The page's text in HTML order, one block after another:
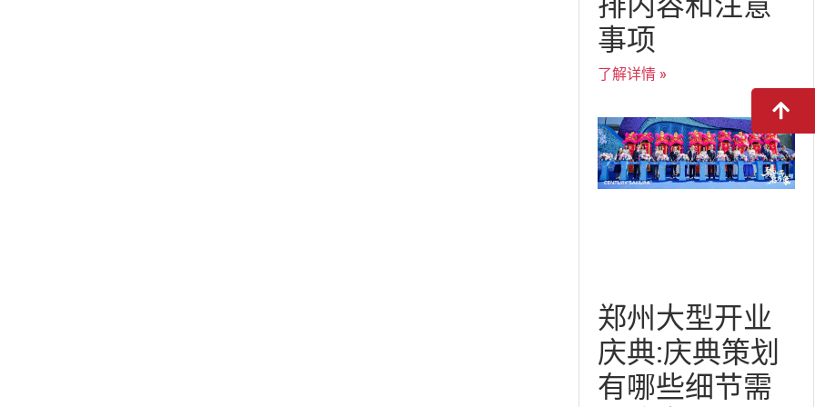
事项
了解详情 »
郑州大型开业
庆典:庆典策划
有哪些细节需